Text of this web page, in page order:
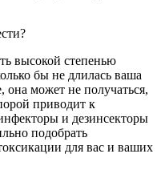
высокой степенью
бы не длилась ваша
она может не получаться,
приводит к
и дезинсекторы
подобрать
для вас и ваших